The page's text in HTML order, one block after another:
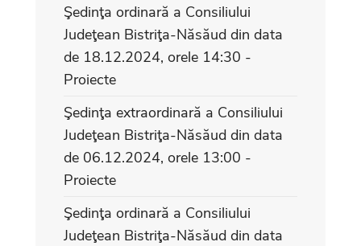
Şedinţa ordinară a Consiliului
Judeţean Bistriţa-Năsăud din data
de 18.12.2024, orele 14:30 -
Proiecte
Şedinţa extraordinară a Consiliului
Judeţean Bistriţa-Năsăud din data
de 06.12.2024, orele 13:00 -
Proiecte
Şedinţa ordinară a Consiliului
Judeţean Bistriţa-Năsăud din data